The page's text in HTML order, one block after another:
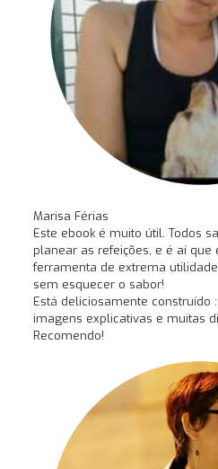
Marisa Férias
Este ebook é muito útil. Todos
planear as refeições, e é aí
ferramenta de extrema
sem esquecer o sabor!
Está deliciosamente construído
imagens explicativas e muitas
Recomendo!